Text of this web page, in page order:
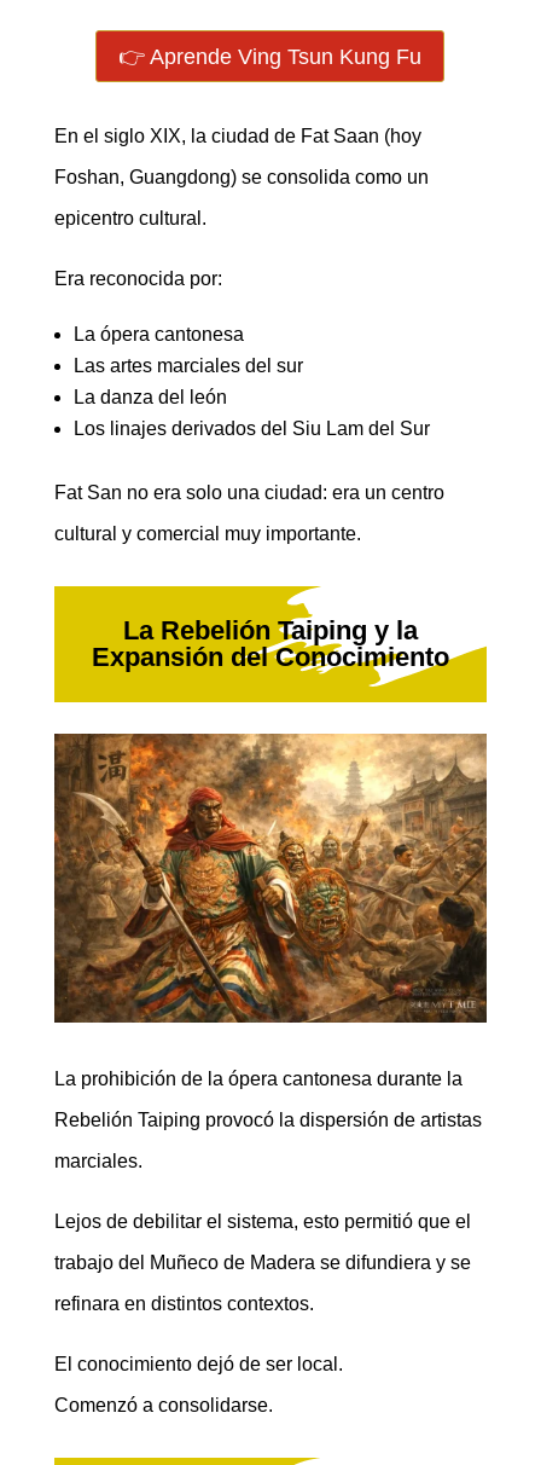
👉 Aprende Ving Tsun Kung Fu
En el siglo XIX, la ciudad de Fat Saan (hoy
Foshan, Guangdong) se consolida como un
epicentro cultural.
Era reconocida por:
La ópera cantonesa
Las artes marciales del sur
La danza del león
Los linajes derivados del Siu Lam del Sur
Fat San no era solo una ciudad: era un centro
cultural y comercial muy importante.
La Rebelión Taiping y la
Expansión del Conocimiento
La prohibición de la ópera cantonesa durante la
Rebelión Taiping provocó la dispersión de artistas
marciales.
Lejos de debilitar el sistema, esto permitió que el
trabajo del Muñeco de Madera se difundiera y se
refinara en distintos contextos.
El conocimiento dejó de ser local.
Comenzó a consolidarse.